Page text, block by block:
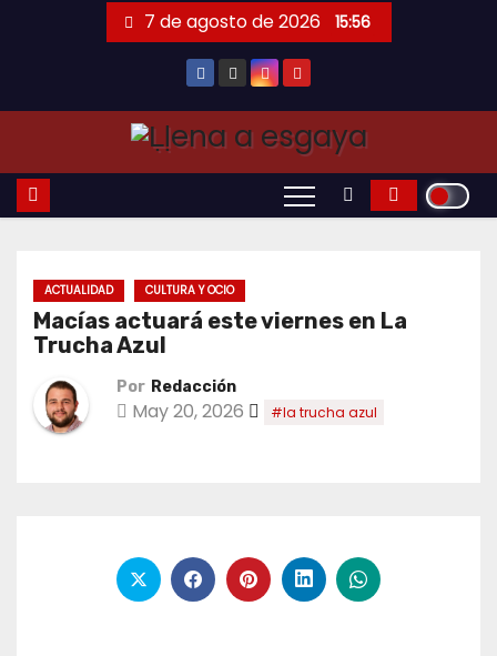
7 de agosto de 2026 15:56
ACTUALIDAD CULTURA Y OCIO
Macías actuará este viernes en La
Trucha Azul
Por Redacción
May 20, 2026 #la trucha azul